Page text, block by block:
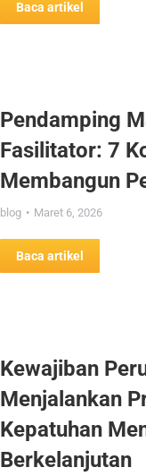
Baca artikel
Pendamping
Fasilitator: 7
Membangun
blog Maret 6, 2026
Baca artikel
Kewajiban
Menjalankan
Kepatuhan
Berkelanjutan